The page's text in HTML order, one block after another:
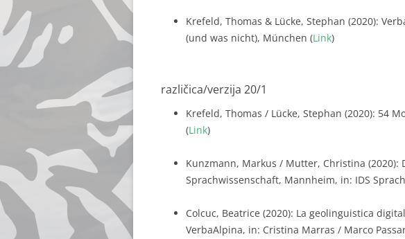
Krefeld, Thomas & Lücke, Stephan (2020):
(und was nicht), München (Link)
različica/verzija 20/1
Krefeld, Thomas / Lücke, Stephan (2020): 54
(Link)
Kunzmann, Markus / Mutter, Christina
Sprachwissenschaft, Mannheim, in: IDS
Colcuc, Beatrice (2020): La geolinguistica
VerbaAlpina, in: Cristina Marras / Marco